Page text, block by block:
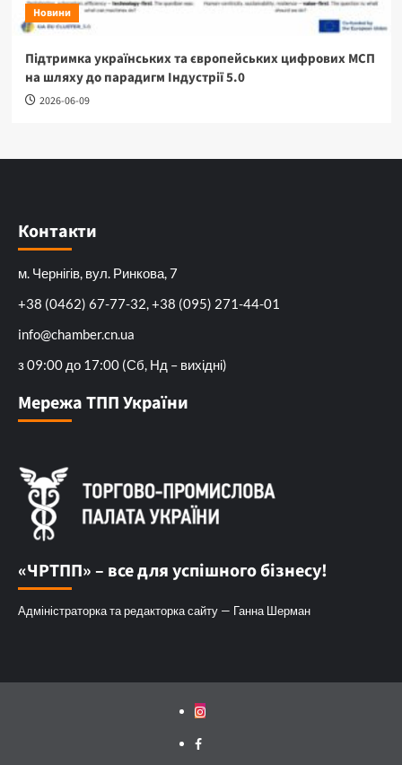
Новини
Підтримка українських та європейських цифрових МСП
на шляху до парадигм Індустрії 5.0
2026-06-09
Контакти
м. Чернігів, вул. Ринкова, 7
+38 (0462) 67-77-32, +38 (095) 271-44-01
info@chamber.cn.ua
з 09:00 до 17:00 (Сб, Нд – вихідні)
Мережа ТПП України
«ЧРТПП» – все для успішного бізнесу!
Адміністраторка та редакторка сайту — Ганна Шерман